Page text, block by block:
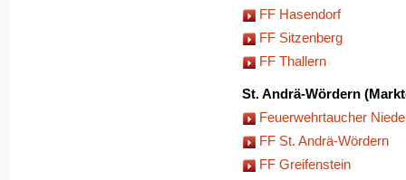
FF Hasendorf
FF Sitzenberg
FF Thallern
St. Andrä-Wördern
Feuerwehrtaucher
FF St. Andrä-Wördern
FF Greifenstein